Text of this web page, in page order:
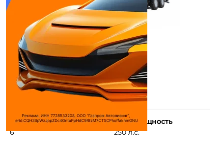
Количество цилиндров
6
Макс. мощность
250 л.с.